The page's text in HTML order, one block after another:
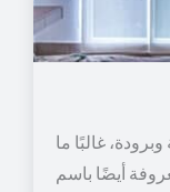
غالبًا ما
أيضًا باسم